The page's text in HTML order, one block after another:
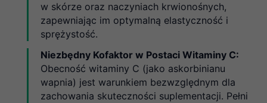
w skórze oraz naczyniach krwionośnych,
zapewniając im optymalną elastyczność i
sprężystość.
Niezbędny Kofaktor w Postaci Witaminy C:
Obecność witaminy C (jako askorbinianu
wapnia) jest warunkiem bezwzględnym dla
zachowania skuteczności suplementacji. Pełni